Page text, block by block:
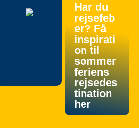
Har du
rejsefeb
er? Få
inspirati
on til
sommer
feriens
rejsedes
tination
her